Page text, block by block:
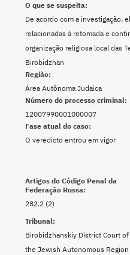
Região:
Área Autônoma Judaica
O que se suspeita:
De acordo com a investigação,
relacionadas à retomada e
organização religiosa local das
Birobidzhan
Número do processo criminal:
12007990001000007
Fase atual do caso:
O veredicto entrou em vigor
Artigos do Código Penal da
Federação Russa:
282.2 (2)
Tribunal:
Birobidzhanskiy District Court of
the Jewish Autonomous Region